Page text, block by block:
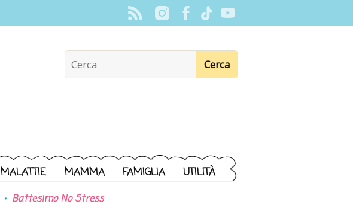
MALATTIE MAMMA FAMIGLIA UTILITÀ
Battesimo No Stress